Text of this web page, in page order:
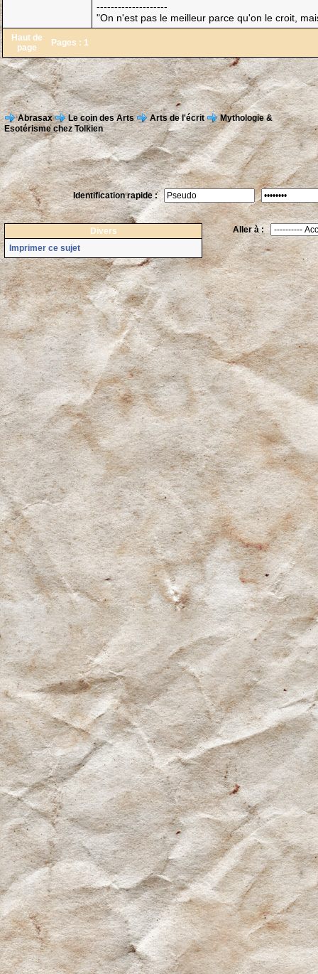
--------------------
"On n'est pas le meilleur parce qu'on le croit,
Haut de
page
Pages : 1
Abrasax Le coin des Arts Arts de l'écrit
Mythologie &
Esotérisme chez Tolkien
Identification rapide :
Divers
Imprimer ce sujet
Aller à :